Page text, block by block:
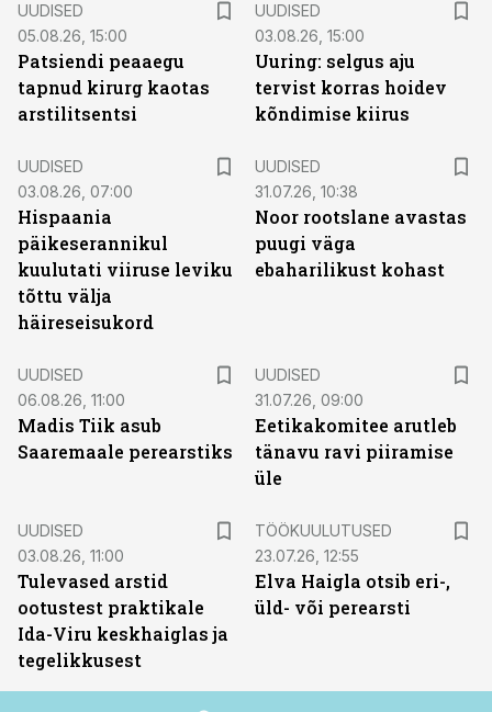
UUDISED
05.08.26, 15:00
Patsiendi peaaegu
tapnud kirurg kaotas
arstilitsentsi
UUDISED
03.08.26, 15:00
Uuring: selgus aju
tervist korras hoidev
kõndimise kiirus
UUDISED
03.08.26, 07:00
Hispaania
päikeserannikul
kuulutati viiruse leviku
tõttu välja
häireseisukord
UUDISED
31.07.26, 10:38
Noor rootslane avastas
puugi väga
ebaharilikust kohast
UUDISED
06.08.26, 11:00
Madis Tiik asub
Saaremaale perearstiks
UUDISED
31.07.26, 09:00
Eetikakomitee arutleb
tänavu ravi piiramise
üle
UUDISED
03.08.26, 11:00
Tulevased arstid
ootustest praktikale
Ida-Viru keskhaiglas ja
tegelikkusest
TÖÖKUULUTUSED
23.07.26, 12:55
Elva Haigla otsib eri-,
üld- või perearsti